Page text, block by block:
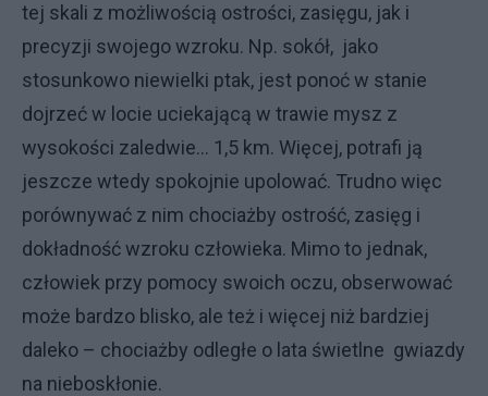
tej skali z możliwością ostrości, zasięgu, jak i
precyzji swojego wzroku. Np. sokół, jako
stosunkowo niewielki ptak, jest ponoć w stanie
dojrzeć w locie uciekającą w trawie mysz z
wysokości zaledwie… 1,5 km. Więcej, potrafi ją
jeszcze wtedy spokojnie upolować. Trudno więc
porównywać z nim chociażby ostrość, zasięg i
dokładność wzroku człowieka. Mimo to jednak,
człowiek przy pomocy swoich oczu, obserwować
może bardzo blisko, ale też i więcej niż bardziej
daleko – chociażby odległe o lata świetlne gwiazdy
na nieboskłonie.